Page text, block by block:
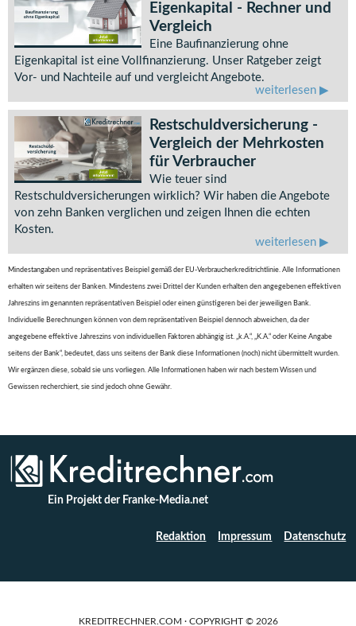
Eigenkapital - Rechner und
Vergleich
Eine Baufinanzierung ohne
Eigenkapital ist eine Vollfinanzierung. Unser Ratgeber zeigt
Vor- und Nachteile auf und vergleicht Angebote.
weiterlesen
Restschuldversicherung -
Vergleich der Mehrkosten
für Verbraucher
Wie teuer sind
Restschuldversicherungen wirklich? Wir haben die Angebote
von zehn Banken verglichen und zeigen Ihnen die echten
Kosten.
weiterlesen
Mindestangaben und repräsentatives Beispiel gemäß der EU-Verbraucherkreditrichtlinie. Alle Informationen
erhalten wir seitens der Banken. Mindestens zwei Drittel der Kunden erhalten den angegebenen effektiven
Jahreszins im genannten repräsentativen Beispiel oder einen günstigeren bei der jeweiligen Bank.
Individuelle Berechnungen können von dem repräsentativen Beispiel dennoch abweichen, da der
angegebene effektive Jahreszins von individuellen Faktoren abhängig ist. „k.A.“, „K.A.“ oder Keine Angabe
seitens der Bank“, bedeutet, dass uns seitens der Bank diese Informationen (noch) nicht übermittelt wurden.
Wir ergänzen diese, sobald sie uns vorliegen. Alle Informationen haben wir nach bestem Wissen und
Gewissen recherchiert, sie sind jedoch ohne Gewähr.
Ein Projekt der Franke-Media.net
Redaktion Impressum Datenschutz
KREDITRECHNER.COM · COPYRIGHT © 2026